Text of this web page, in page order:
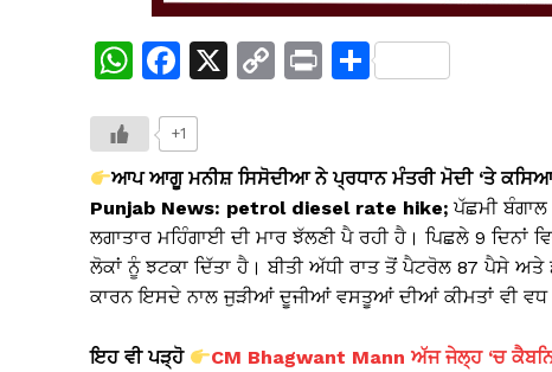
W
at
s
A
p
p
F
c
e
b
o
o
X
C
y
Li
n
k
Pr S
e
+1
ਆਪ ਆਗੂ ਮਨੀਸ਼ ਸਿਸੋਦੀਆ ਨੇ ਪ੍ਰਧਾਨ ਮੰਤਰੀ ਮੋਦੀ ‘ਤੇ
Punjab News: petrol diesel rate hike; ਪੱਛਮੀ
ਲਗਾਤਾਰ ਮਹਿੰਗਾਈ ਦੀ ਮਾਰ ਝੱਲਣੀ ਪੈ ਰਹੀ ਹੈ। ਪਿਛਲੇ 9
ਲੋਕਾਂ ਨੂੰ ਝਟਕਾ ਦਿੱਤਾ ਹੈ। ਬੀਤੀ ਅੱਧੀ ਰਾਤ ਤੋਂ ਪੈਟਰੋਲ 87 ਪੈਸੇ
ਕਾਰਨ ਇਸਦੇ ਨਾਲ ਜੁੜੀਆਂ ਦੂਜੀਆਂ ਵਸਤੂਆਂ ਦੀਆਂ ਕੀਮਤਾਂ ਵੀ ਵਧ
ਇਹ ਵੀ ਪੜ੍ਹੋ CM Bhagwant Mann ਅੱਜ ਜੇਲ੍ਹ ‘ਚ